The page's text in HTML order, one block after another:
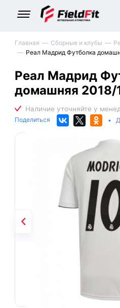
Главная Сборные и клубы
Реал Мадрид Футболка
Реал Мадрид
домашняя 2018/
Поделиться •